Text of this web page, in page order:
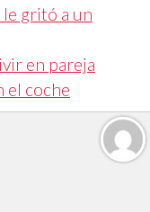
gritó a un
en pareja
el coche